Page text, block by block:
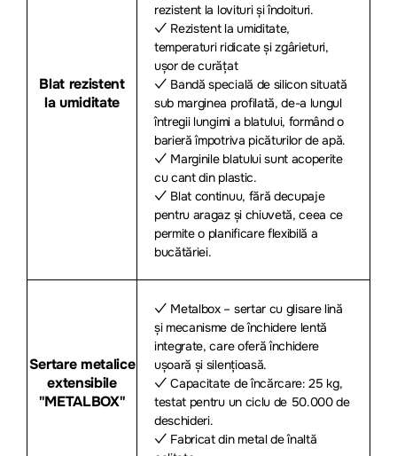
Blat rezistent
la umiditate
rezistent la lovituri și îndoituri.
✓ Rezistent la umiditate,
temperaturi ridicate și zgârieturi,
ușor de curățat
✓ Bandă specială de silicon situată
sub marginea profilată, de-a lungul
întregii lungimi a blatului, formând o
barieră împotriva picăturilor de apă.
✓ Marginile blatului sunt acoperite
cu cant din plastic.
✓ Blat continuu, fără decupaje
pentru aragaz și chiuvetă, ceea ce
permite o planificare flexibilă a
bucătăriei.
Sertare metalice
extensibile
"METALBOX"
✓ Metalbox – sertar cu glisare lină
și mecanisme de închidere lentă
integrate, care oferă închidere
ușoară și silențioasă.
✓ Capacitate de încărcare: 25 kg,
testat pentru un ciclu de 50.000 de
deschideri.
✓ Fabricat din metal de înaltă